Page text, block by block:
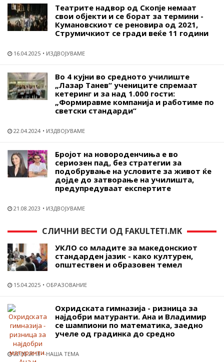
Театрите надвор од Скопје немаат
свои објекти и се борат за термини -
Кумановскиот се реновира од 2021,
Струмичкиот се гради веќе 11 години
16.04.2025 ИЗДВОЈУВАМЕ
Во 4 кујни во средното училиште
„Лазар Танев“ учениците спремаат
кетеринг и за над 1.000 гости:
„Формиравме компанија и работиме по
светски стандарди“
22.04.2024 ИЗДВОЈУВАМЕ
Бројот на новороденчиња е во
сериозен пад, без стратегии за
подобрување на условите за живот ќе
дојде до затворање на училишта,
предупредуваат експертите
21.08.2023 ИЗДВОЈУВАМЕ
СЛИЧНИ ВЕСТИ ОД FAKULTETI.MK
УКЛО со младите за македонскиот
стандарден јазик - како културен,
општествен и образовен темел
15.04.2025 ОБРАЗОВАНИЕ
Охридската гимназија - ризница за
најдобри матуранти. Ана и Владимир
се шампиони по математика, заедно
учеле од градинка до средно
22.08.2018 НАША ТЕМА